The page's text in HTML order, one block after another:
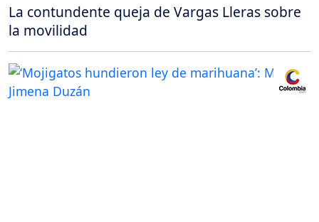
La contundente queja de Vargas Lleras sobre
la movilidad